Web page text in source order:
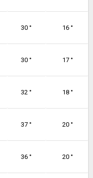
30 ° 16 °
30 ° 17 °
32 ° 18 °
37 ° 20 °
36 ° 20 °